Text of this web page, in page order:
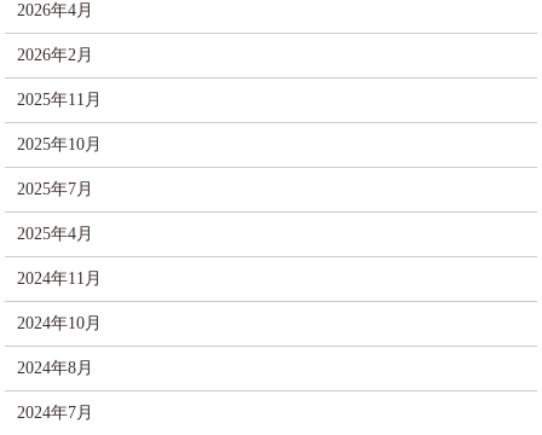
2026年4月
2026年2月
2025年11月
2025年10月
2025年7月
2025年4月
2024年11月
2024年10月
2024年8月
2024年7月